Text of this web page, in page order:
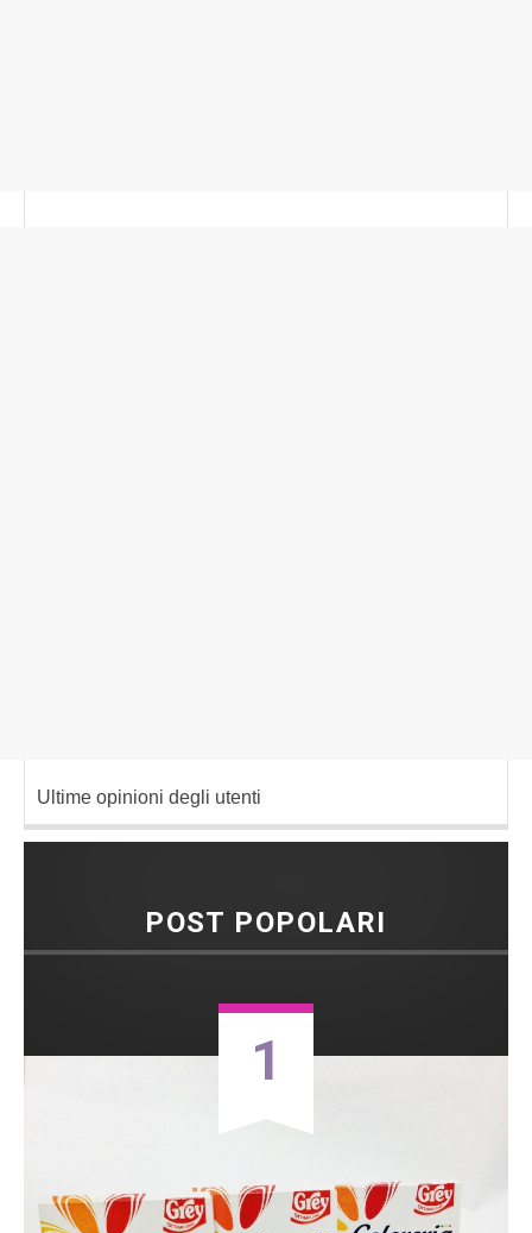
Ultime opinioni degli utenti
POST POPOLARI
1